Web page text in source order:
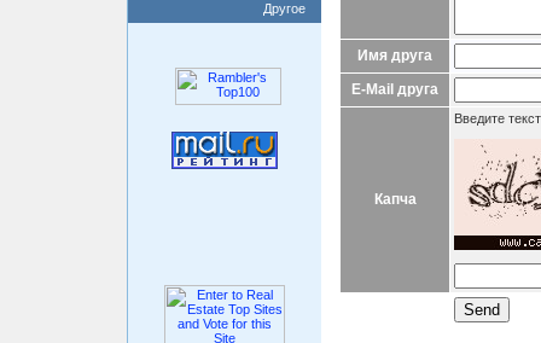
Другое
Имя друга
E-Mail друга
Капча
Введите